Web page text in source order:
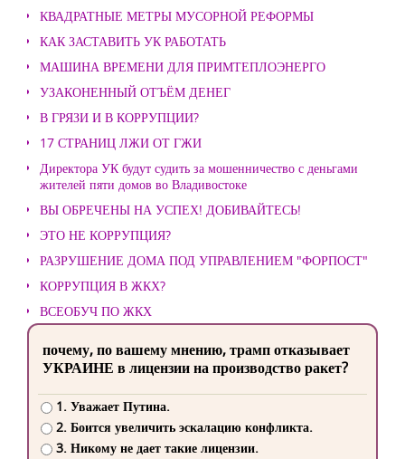
КВАДРАТНЫЕ МЕТРЫ МУСОРНОЙ РЕФОРМЫ
КАК ЗАСТАВИТЬ УК РАБОТАТЬ
МАШИНА ВРЕМЕНИ ДЛЯ ПРИМТЕПЛОЭНЕРГО
УЗАКОНЕННЫЙ ОТЪЁМ ДЕНЕГ
В ГРЯЗИ И В КОРРУПЦИИ?
17 СТРАНИЦ ЛЖИ ОТ ГЖИ
Директора УК будут судить за мошенничество с деньгами
жителей пяти домов во Владивостоке
ВЫ ОБРЕЧЕНЫ НА УСПЕХ! ДОБИВАЙТЕСЬ!
ЭТО НЕ КОРРУПЦИЯ?
РАЗРУШЕНИЕ ДОМА ПОД УПРАВЛЕНИЕМ "ФОРПОСТ"
КОРРУПЦИЯ В ЖКХ?
ВСЕОБУЧ ПО ЖКХ
почему, по вашему мнению, трамп отказывает
УКРАИНЕ в лицензии на производство ракет?
1. Уважает Путина.
2. Боится увеличить эскалацию конфликта.
3. Никому не дает такие лицензии.